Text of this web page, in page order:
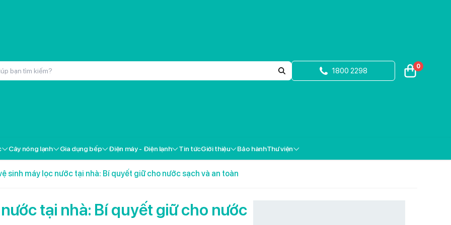
1800 2298 0
Cây nóng lạnh Gia dụng bếp Điện máy - Điện lạnh Tin tứcGiới thiệu Bảo hànhThư viện
sinh máy lọc nước tại nhà: Bí quyết giữ cho nước sạch và an toàn
tại nhà: Bí quyết giữ cho nước